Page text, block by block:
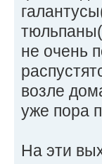
не очень
возле
уже пора
На эти